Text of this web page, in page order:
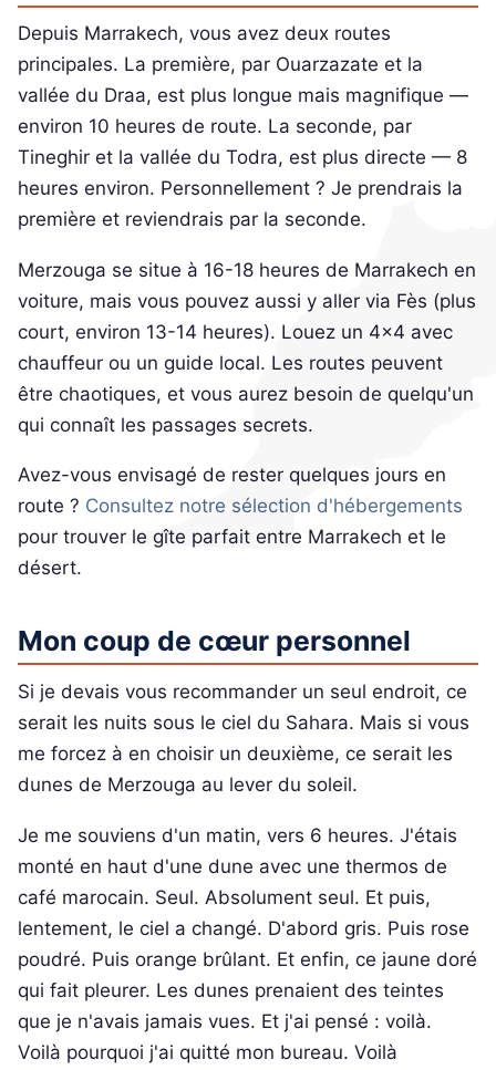
Depuis Marrakech, vous avez deux routes
principales. La première, par Ouarzazate et la
vallée du Draa, est plus longue mais magnifique —
environ 10 heures de route. La seconde, par
Tineghir et la vallée du Todra, est plus directe — 8
heures environ. Personnellement ? Je prendrais la
première et reviendrais par la seconde.
Merzouga se situe à 16-18 heures de Marrakech en
voiture, mais vous pouvez aussi y aller via Fès (plus
court, environ 13-14 heures). Louez un 4x4 avec
chauffeur ou un guide local. Les routes peuvent
être chaotiques, et vous aurez besoin de quelqu'un
qui connaît les passages secrets.
Avez-vous envisagé de rester quelques jours en
route ? Consultez notre sélection d'hébergements
pour trouver le gîte parfait entre Marrakech et le
désert.
Mon coup de cœur personnel
Si je devais vous recommander un seul endroit, ce
serait les nuits sous le ciel du Sahara. Mais si vous
me forcez à en choisir un deuxième, ce serait les
dunes de Merzouga au lever du soleil.
Je me souviens d'un matin, vers 6 heures. J'étais
monté en haut d'une dune avec une thermos de
café marocain. Seul. Absolument seul. Et puis,
lentement, le ciel a changé. D'abord gris. Puis rose
poudré. Puis orange brûlant. Et enfin, ce jaune doré
qui fait pleurer. Les dunes prenaient des teintes
que je n'avais jamais vues. Et j'ai pensé : voilà.
Voilà pourquoi j'ai quitté mon bureau. Voilà